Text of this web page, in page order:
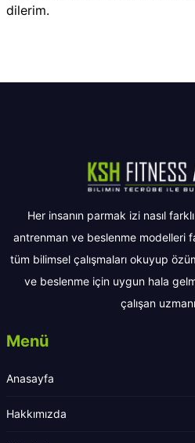
dilerim.
Her insanın parmak izi nasıl
antrenman ve beslenme modelleri
tüm bilimsel çalışmaları okuyup
ve beslenme için uygun hala
çalışan
Menü
Anasayfa
Hakkımızda